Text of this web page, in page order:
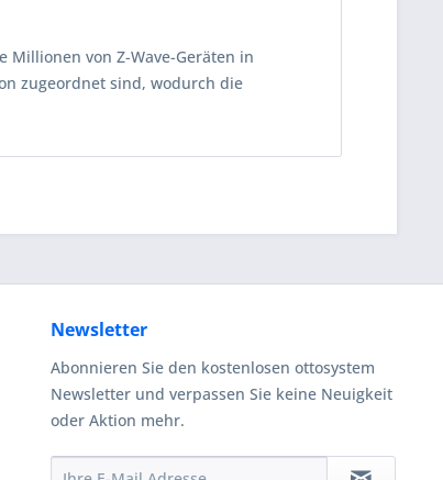
Millionen von Z-Wave-Geräten in
zugeordnet sind, wodurch die
Newsletter
Abonnieren Sie den kostenlosen ottosystem
Newsletter und verpassen Sie keine Neuigkeit
oder Aktion mehr.